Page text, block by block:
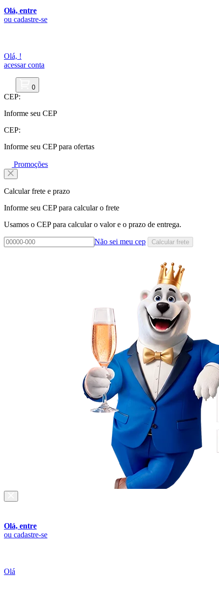
Olá, entre
ou cadastre-se
Olá, !
acessar conta
0
CEP:
Informe seu CEP
CEP:
Informe seu CEP para ofertas
Promoções
Calcular frete e prazo
Informe seu CEP para calcular o frete
Usamos o CEP para calcular o valor e o prazo de entrega.
Não sei meu cep Calcular frete
Olá, entre
ou cadastre-se
Olá